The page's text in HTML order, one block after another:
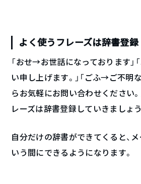
よく使うフレーズは辞書登録
「おせ→お世話になっております」
い申し上げます。」「ごふ→ご不明
らお気軽にお問い合わせください。
レーズは辞書登録していきましょう
自分だけの辞書ができてくると、
いう間にできるようになります。